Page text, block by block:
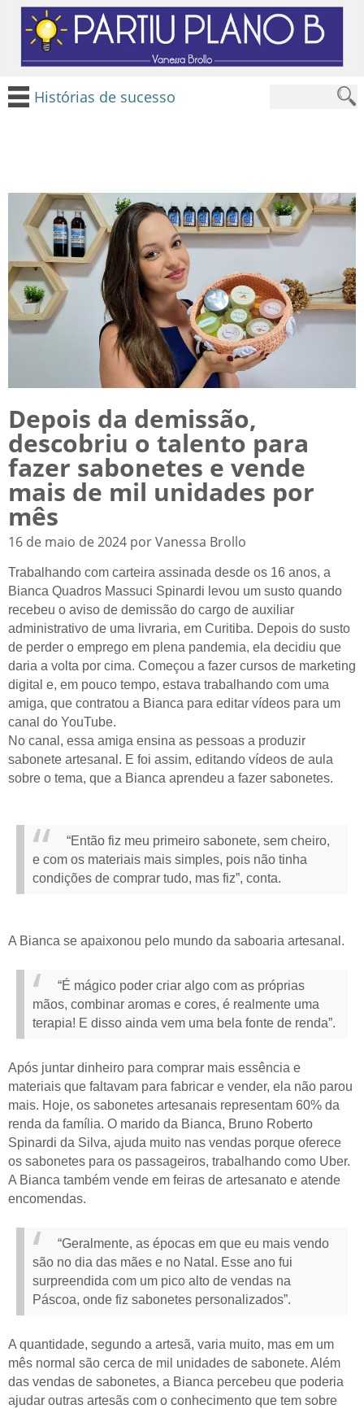
Histórias de sucesso
Depois da demissão,
descobriu o talento para
fazer sabonetes e vende
mais de mil unidades por
mês
16 de maio de 2024 por Vanessa Brollo
Trabalhando com carteira assinada desde os 16 anos, a
Bianca Quadros Massuci Spinardi levou um susto quando
recebeu o aviso de demissão do cargo de auxiliar
administrativo de uma livraria, em Curitiba. Depois do susto
de perder o emprego em plena pandemia, ela decidiu que
daria a volta por cima. Começou a fazer cursos de marketing
digital e, em pouco tempo, estava trabalhando com uma
amiga, que contratou a Bianca para editar vídeos para um
canal do YouTube.
No canal, essa amiga ensina as pessoas a produzir
sabonete artesanal. E foi assim, editando vídeos de aula
sobre o tema, que a Bianca aprendeu a fazer sabonetes.
“Então fiz meu primeiro sabonete, sem cheiro,
e com os materiais mais simples, pois não tinha
condições de comprar tudo, mas fiz”, conta.
A Bianca se apaixonou pelo mundo da saboaria artesanal.
“É mágico poder criar algo com as próprias
mãos, combinar aromas e cores, é realmente uma
terapia! E disso ainda vem uma bela fonte de renda”.
Após juntar dinheiro para comprar mais essência e
materiais que faltavam para fabricar e vender, ela não parou
mais. Hoje, os sabonetes artesanais representam 60% da
renda da família. O marido da Bianca, Bruno Roberto
Spinardi da Silva, ajuda muito nas vendas porque oferece
os sabonetes para os passageiros, trabalhando como Uber.
A Bianca também vende em feiras de artesanato e atende
encomendas.
“Geralmente, as épocas em que eu mais vendo
são no dia das mães e no Natal. Esse ano fui
surpreendida com um pico alto de vendas na
Páscoa, onde fiz sabonetes personalizados”.
A quantidade, segundo a artesã, varia muito, mas em um
mês normal são cerca de mil unidades de sabonete. Além
das vendas de sabonetes, a Bianca percebeu que poderia
ajudar outras artesãs com o conhecimento que tem sobre